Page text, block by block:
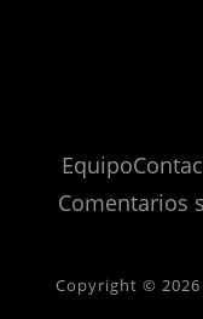
Equipo
Comentarios
Copyright © 2026